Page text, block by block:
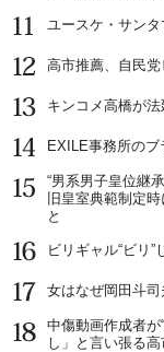
11
ユースケ・サン
12
高市推薦、自民
13
キンコメ高橋が
14
EXILE事務所の
15
“男系男子皇位継
旧皇室典範制定
と
16
ビリギャル“ビリ”
17
女はなぜ岡田斗
18
中傷動画作成者が
し」と言い張る